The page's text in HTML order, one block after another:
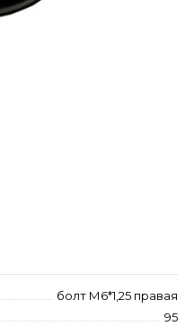
болт М6*1,25 правая
95